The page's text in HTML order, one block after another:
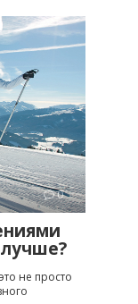
0
не просто